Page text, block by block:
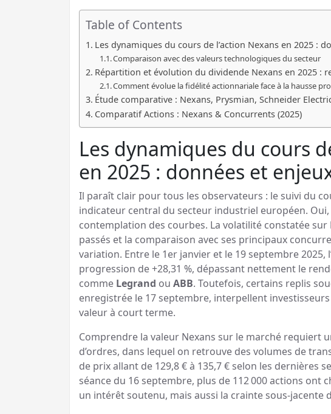
Table of Contents
Les dynamiques du cours de l’action Nexans en 2025 :
Comparaison avec des valeurs technologiques du secteur
Répartition et évolution du dividende Nexans en 2025 :
Comment évolue la fidélité actionnariale face à la hausse
Étude comparative : Nexans, Prysmian, Schneider
Comparatif Actions : Nexans & Concurrents (2025)
Les dynamiques du cours
en 2025 : données et
Il paraît clair pour tous les observateurs : le suivi du
indicateur central du secteur industriel européen.
contemplation des courbes. La volatilité constatée
passés et la comparaison avec ses principaux
variation. Entre le 1er janvier et le 19 septembre 2025,
progression de +28,31 %, dépassant nettement le
comme Legrand ou ABB. Toutefois, certains replis
enregistrée le 17 septembre, interpellent
valeur à court terme.
Comprendre la valeur Nexans sur le marché requiert
d’ordres, dans lequel on retrouve des volumes de
de prix allant de 129,8 € à 135,7 € selon les dernières
séance du 16 septembre, plus de 112 000 actions ont
un intérêt soutenu, mais aussi la crainte sous-jacente